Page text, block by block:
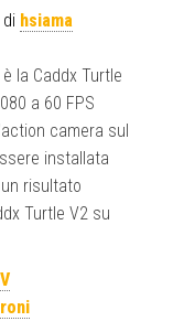
hsiama
la Caddx Turtle
a 60 FPS
camera sul
installata
risultato
Turtle V2 su